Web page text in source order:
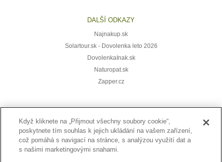
DALŠÍ ODKAZY
Najnakup.sk
Solartour.sk - Dovolenka leto 2026
DovolenkaInak.sk
Naturopat.sk
Zapper.cz
Přihlaste se k odběru novinek:
Když kliknete na „Přijmout všechny soubory cookie“,
poskytnete tím souhlas k jejich ukládání na vašem zařízení,
což pomáhá s navigací na stránce, s analýzou využití dat a
s našimi marketingovými snahami.